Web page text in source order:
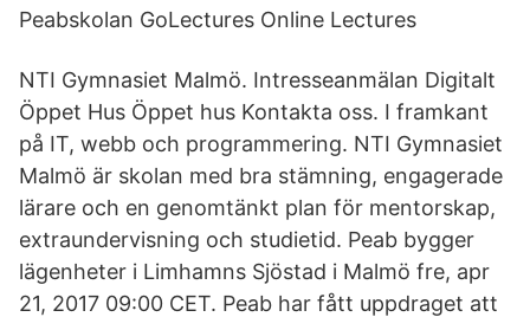
Peabskolan GoLectures Online Lectures
NTI Gymnasiet Malmö. Intresseanmälan Digitalt
Öppet Hus Öppet hus Kontakta oss. I framkant
på IT, webb och programmering. NTI Gymnasiet
Malmö är skolan med bra stämning, engagerade
lärare och en genomtänkt plan för mentorskap,
extraundervisning och studietid. Peab bygger
lägenheter i Limhamns Sjöstad i Malmö fre, apr
21, 2017 09:00 CET. Peab har fått uppdraget att